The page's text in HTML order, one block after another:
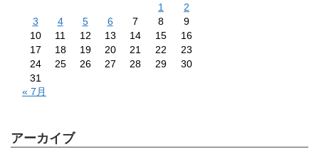
1
2
3
4 5 6 7 8
9
10
11 12 13 14 15
16
17
18 19 20 21 22
23
24
25 26 27 28 29
30
31
« 7月
アーカイブ